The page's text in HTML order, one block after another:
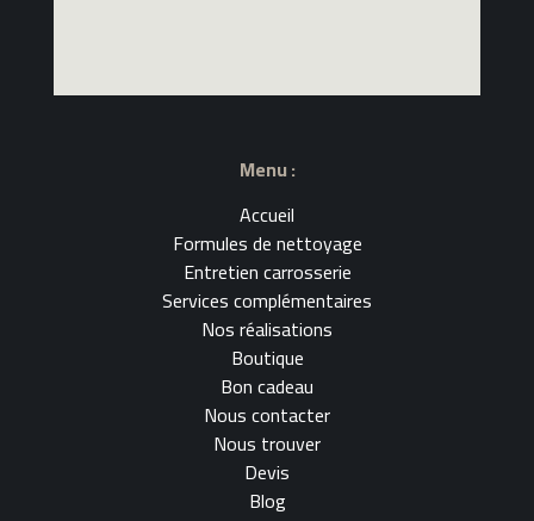
Menu :
Accueil
Formules de nettoyage
Entretien carrosserie
Services complémentaires
Nos réalisations
Boutique
Bon cadeau
Nous contacter
Nous trouver
Devis
Blog